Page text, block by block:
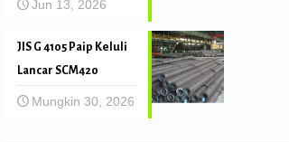
Jun 13, 2026
JIS G 4105 Paip Keluli
Lancar SCM420
Mungkin 30, 2026